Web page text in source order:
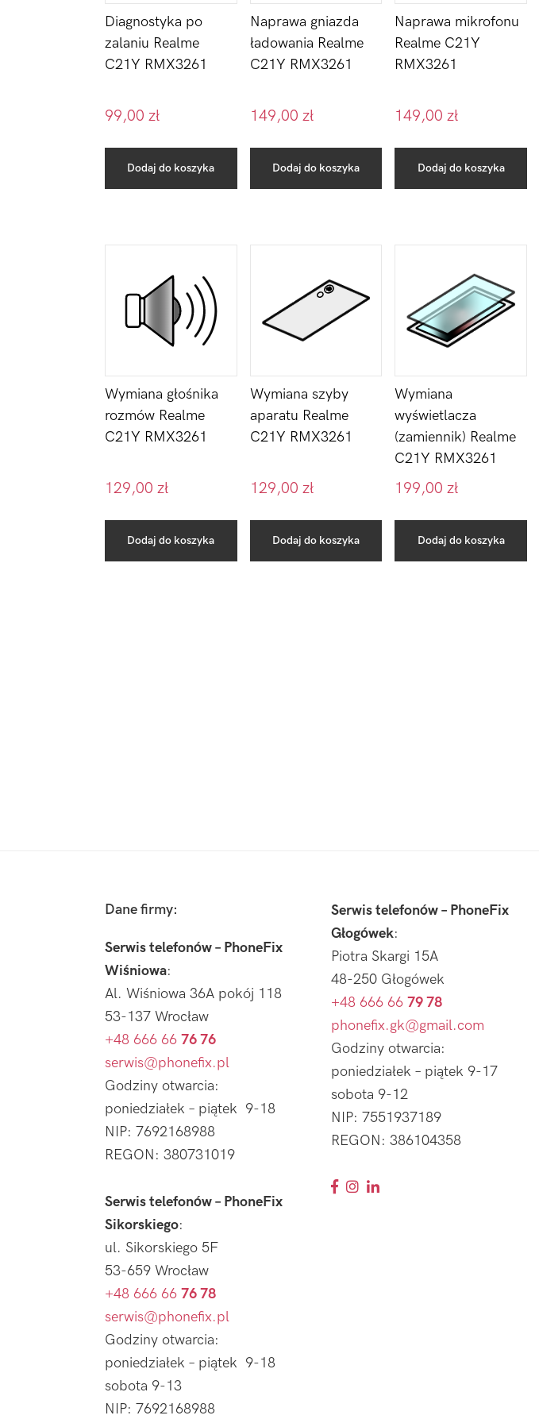
Diagnostyka po
zalaniu Realme
C21Y RMX3261
99,00 zł
Dodaj do koszyka
Naprawa gniazda
ładowania Realme
C21Y RMX3261
149,00 zł
Dodaj do koszyka
Naprawa mikrofonu
Realme C21Y
RMX3261
149,00zł
Dodaj do koszyka
Wymiana głośnika
rozmów Realme
C21Y RMX3261
129,00 zł
Dodaj do koszyka
Wymiana szyby
aparatu Realme
C21Y RMX3261
129,00 zł
Dodaj do koszyka
Wymiana
wyświetlacza
(zamiennik) Realme
C21Y RMX3261
199,00zł
Dodaj do koszyka
Dane firmy:
Serwis telefonów – PhoneFix
Wiśniowa:
Al. Wiśniowa 36A pokój 118
53-137 Wrocław
+48 666 66 76 76
serwis@phonefix.pl
Godziny otwarcia:
poniedziałek – piątek 9-18
NIP: 7692168988
REGON: 380731019
Serwis telefonów – PhoneFix
Sikorskiego:
ul. Sikorskiego 5F
53-659 Wrocław
+48 666 66 76 78
serwis@phonefix.pl
Godziny otwarcia:
poniedziałek – piątek 9-18
sobota 9-13
NIP: 7692168988
Serwis telefonów – PhoneFix
Głogówek:
Piotra Skargi 15A
48-250 Głogówek
+48 666 66 79 78
phonefix.gk@gmail.com
Godziny otwarcia:
poniedziałek – piątek 9-17
sobota 9-12
NIP: 7551937189
REGON: 386104358